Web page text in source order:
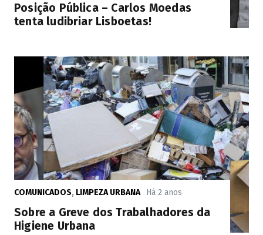
Posição Pública – Carlos Moedas
tenta ludibriar Lisboetas!
COMUNICADOS, LIMPEZA URBANA Há 2 anos
Sobre a Greve dos Trabalhadores da
Higiene Urbana